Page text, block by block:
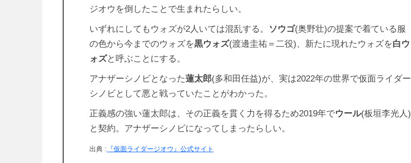
ジオウを倒したことで生まれたらしい。
いずれにしてもウォズが2人いては混乱する。 ソウゴ(奥野壮)の提案で着ている服
の色から今までのウォズを黒ウォズ(渡邊圭祐＝二役)、新たに現れたウォズを白ウ
ォズと呼ぶことにする。
アナザーシノビとなった蓮太郎(多和田任益)が、実は2022年の世界で仮面ライダー
シノビとして悪と戦っていたことがわかった。
正義感の強い蓮太郎は、その正義を貫く力を得るため2019年でウール(板垣李光人)
と契約。アナザーシノビになってしまったらしい。
出典 : 『仮面ライダージオウ』公式サイト